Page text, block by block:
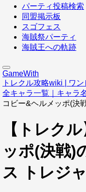
パーティ投稿検索
同盟掲示板
スゴフェス
海賊祭パーティ
海賊王への軌跡
GameWith
トレクル攻略wiki | ワ
全キャラ一覧｜キャラ
コビー&ヘルメッポ(決
【トレク
ッポ(決戦)
ス トレジ